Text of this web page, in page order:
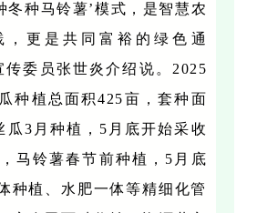
冬种马铃薯’模式，是智慧农
，更是共同富裕的绿色通
传委员张世炎介绍说。2025
种植总面积425亩，套种面
瓜3月种植，5月底开始采收
马铃薯春节前种植，5月底
种植、水肥一体等精细化管